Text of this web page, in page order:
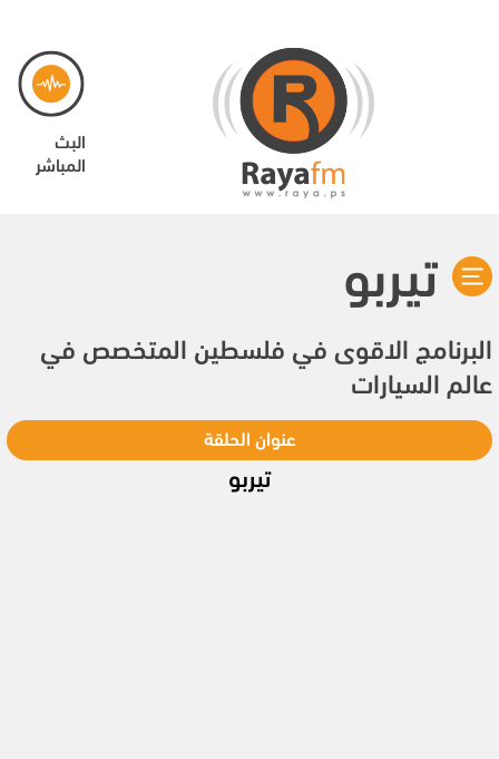
البث
المباشر
تيربو
البرنامج الاقوى في فلسطين المتخصص في
عالم السيارات
عنوان الحلقة
تيربو